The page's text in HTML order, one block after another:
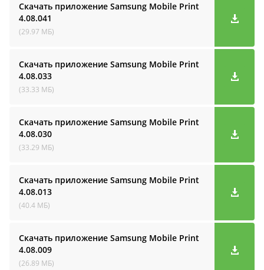
Скачать приложение Samsung Mobile Print
4.08.041
(29.97 МБ)
Скачать приложение Samsung Mobile Print
4.08.033
(33.33 МБ)
Скачать приложение Samsung Mobile Print
4.08.030
(33.29 МБ)
Скачать приложение Samsung Mobile Print
4.08.013
(40.4 МБ)
Скачать приложение Samsung Mobile Print
4.08.009
(26.89 МБ)